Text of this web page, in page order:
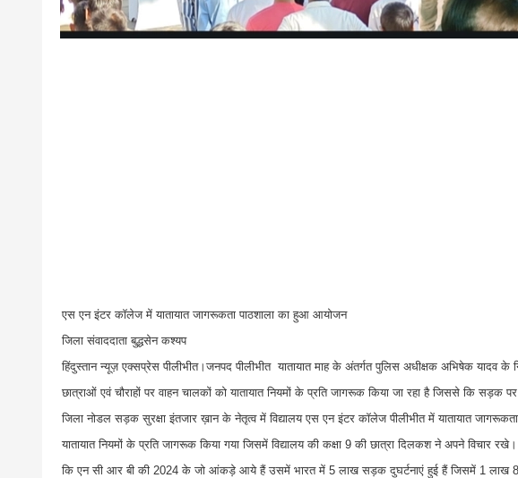
एस एन इंटर कॉलेज में यातायात जागरूकता पाठशाला का हुआ आयोजन
जिला संवाददाता बुद्धसेन कश्यप
हिंदुस्तान न्यूज़ एक्सप्रेस पीलीभीत।जनपद पीलीभीत यातायात माह के अंतर्गत पुलिस अधीक्षक अभिषेक यादव के
छात्राओं एवं चौराहों पर वाहन चालकों को यातायात नियमों के प्रति जागरूक किया जा रहा है जिससे कि
जिला नोडल सड़क सुरक्षा इंतजार ख़ान के नेतृत्व में विद्यालय एस एन इंटर कॉलेज पीलीभीत में यातायात
यातायात नियमों के प्रति जागरूक किया गया जिसमें विद्यालय की कक्षा 9 की छात्रा दिलकश ने अपने विचार
कि एन सी आर बी की 2024 के जो आंकड़े आये हैं उसमें भारत में 5 लाख सड़क दुघर्टनाएं हुई हैं जिसमें 1 लाख 80